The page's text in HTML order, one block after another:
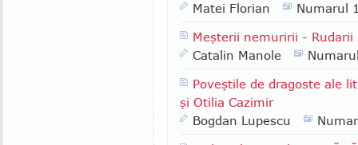
Matei Florian
Numarul
Meşterii nemuririi - Rudarii
Catalin Manole
Poveştile de dragoste ale
şi Otilia Cazimir
Bogdan Lupescu